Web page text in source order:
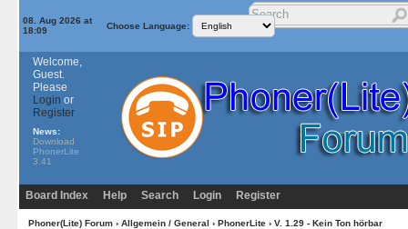
08. Aug 2026 at
18:09
Choose Language:
Welcome,
Guest.
Please
Login or
Register
News:
Download
PhonerLite
3.41
Board Index Help Search Login Register
Phoner(Lite) Forum› Allgemein / General › PhonerLite› V. 1.29 - Kein Ton hörbar